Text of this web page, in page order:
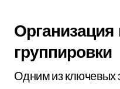
группировки
Одним из ключевых